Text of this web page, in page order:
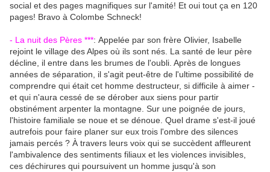
social et des pages magnifiques sur l'amité! Et oui tout ça en 120
pages! Bravo à Colombe Schneck!
- La nuit des Pères ***: Appelée par son frère Olivier, Isabelle
rejoint le village des Alpes où ils sont nés. La santé de leur père
décline, il entre dans les brumes de l'oubli. Après de longues
années de séparation, il s'agit peut-être de l'ultime possibilité de
comprendre qui était cet homme destructeur, si difficile à aimer -
et qui n'aura cessé de se dérober aux siens pour partir
obstinément arpenter la montagne. Sur une poignée de jours,
l'histoire familiale se noue et se dénoue. Quel drame s'est-il joué
autrefois pour faire planer sur eux trois l'ombre des silences
jamais percés ? À travers leurs voix qui se succèdent affleurent
l'ambivalence des sentiments filiaux et les violences invisibles,
ces déchirures qui poursuivent un homme jusqu'à son